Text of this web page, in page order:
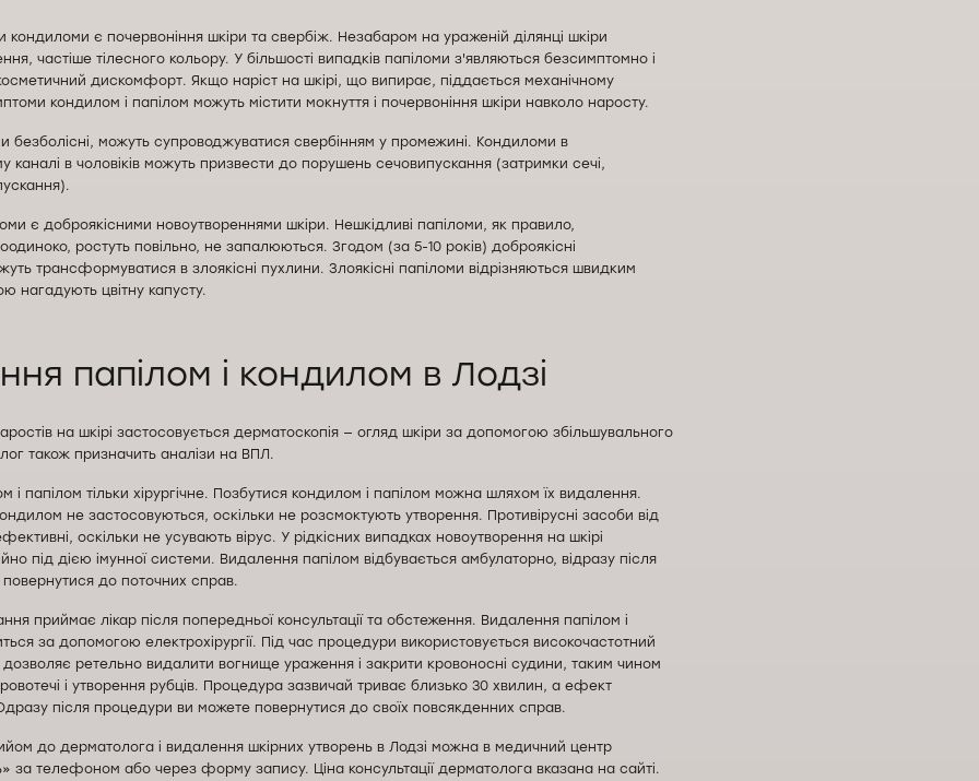
є почервоніння шкіри та свербіж. Незабаром на ураженій ділянці шкіри
частіше тілесного кольору. У більшості випадків папіломи з'являються безсимптомно і
дискомфорт. Якщо наріст на шкірі, що випирає, піддається механічному
кондилом і папілом можуть містити мокнуття і почервоніння шкіри навколо наросту.
безболісні, можуть супроводжуватися свербінням у промежині. Кондиломи в
каналі в чоловіків можуть призвести до порушень сечовипускання (затримки сечі,
є доброякісними новоутвореннями шкіри. Нешкідливі папіломи, як правило,
ростуть повільно, не запалюються. Згодом (за 5-10 років) доброякісні
трансформуватися в злоякісні пухлини. Злоякісні папіломи відрізняються швидким
нагадують цвітну капусту.
папілом і кондилом в Лодзі
на шкірі застосовується дерматоскопія — огляд шкіри за допомогою збільшувального
також призначить аналізи на ВПЛ.
і папілом тільки хірургічне. Позбутися кондилом і папілом можна шляхом їх видалення.
не застосовуються, оскільки не розсмоктують утворення. Противірусні засоби від
оскільки не усувають вірус. У рідкісних випадках новоутворення на шкірі
під дією імунної системи. Видалення папілом відбувається амбулаторно, відразу після
до поточних справ.
приймає лікар після попередньої консультації та обстеження. Видалення папілом і
за допомогою електрохірургії. Під час процедури використовується високочастотний
ретельно видалити вогнище ураження і закрити кровоносні судини, таким чином
і утворення рубців. Процедура зазвичай триває близько 30 хвилин, а ефект
після процедури ви можете повернутися до своїх повсякденних справ.
до дерматолога і видалення шкірних утворень в Лодзі можна в медичний центр
за телефоном або через форму запису. Ціна консультації дерматолога вказана на сайті.